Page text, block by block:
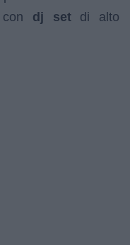
con dj setdi alto